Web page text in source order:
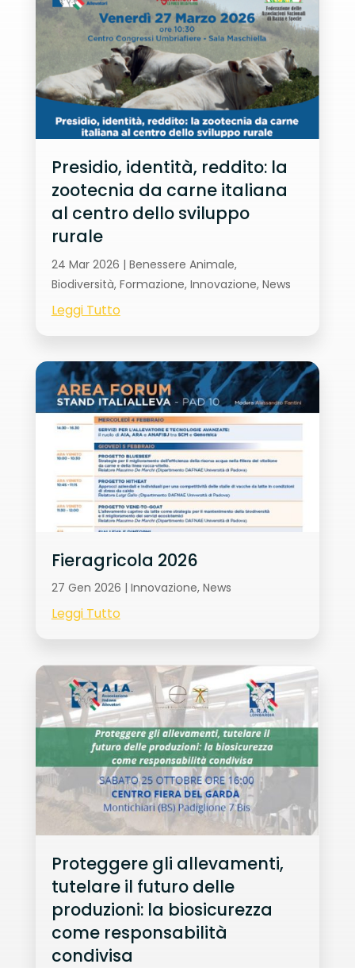
Presidio, identità, reddito: la
zootecnia da carne italiana
al centro dello sviluppo
rurale
24 Mar 2026 | Benessere Animale,
Biodiversità, Formazione, Innovazione, News
Leggi Tutto
Fieragricola 2026
27 Gen 2026 | Innovazione, News
Leggi Tutto
Proteggere gli allevamenti,
tutelare il futuro delle
produzioni: la biosicurezza
come responsabilità
condivisa